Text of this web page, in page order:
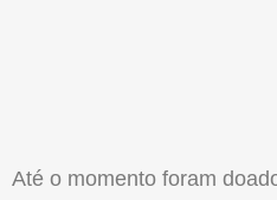
Até o momento foram